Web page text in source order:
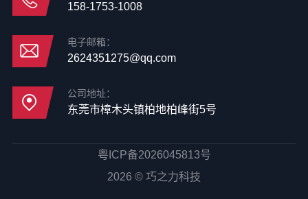
158-1753-1008
电子邮箱：
2624351275@qq.com
公司地址：
东莞市樟木头镇柏地柏峰街5号
粤ICP备2026045813号
2026 © 巧之力科技